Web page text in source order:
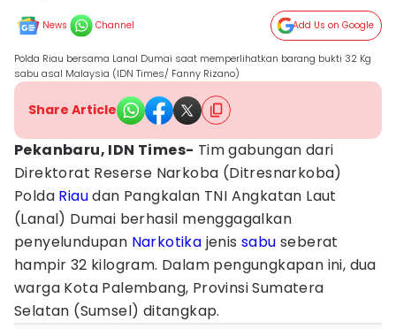
News Channel Add Us on Google
Polda Riau bersama Lanal Dumai saat memperlihatkan barang bukti 32 Kg
sabu asal Malaysia (IDN Times/ Fanny Rizano)
Share Article
Pekanbaru, IDN Times- Tim gabungan dari
Direktorat Reserse Narkoba (Ditresnarkoba)
Polda Riaudan Pangkalan TNI Angkatan Laut
(Lanal) Dumai berhasil menggagalkan
penyelundupan Narkotika jenissabu seberat
hampir 32 kilogram. Dalam pengungkapan ini, dua
warga Kota Palembang, Provinsi Sumatera
Selatan (Sumsel) ditangkap.